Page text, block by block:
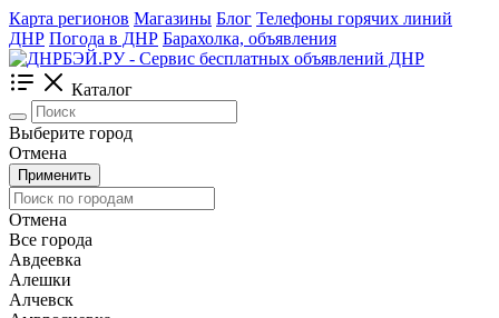
Карта регионов Магазины Блог Телефоны горячих линий
ДНР Погода в ДНР Барахолка, объявления
Каталог
Выберите город
Отмена
Применить
Отмена
Все города
Авдеевка
Алешки
Алчевск